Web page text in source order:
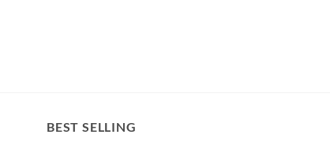
BEST SELLING